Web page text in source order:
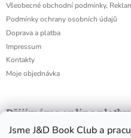
Jsme J&D Book Club a
Všeobecné obchodní podmínky,
Podmínky ochrany osobních údajů
Doprava a platba
Impressum
Kontakty
Moje objednávka
Přijímáme online platby